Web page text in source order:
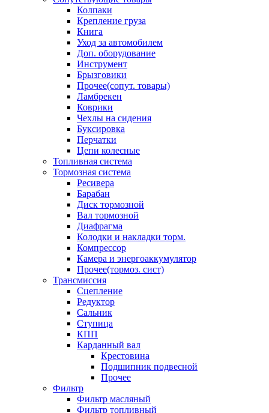
Колпаки
Крепление груза
Книга
Уход за автомобилем
Доп. оборудование
Инструмент
Брызговики
Прочее(сопут. товары)
Ламбрекен
Коврики
Чехлы на сидения
Буксировка
Перчатки
Цепи колесные
Топливная система
Тормозная система
Ресивера
Барабан
Диск тормозной
Вал тормозной
Диафрагма
Колодки и накладки торм.
Компрессор
Камера и энергоаккумулятор
Прочее(тормоз. сист)
Трансмиссия
Сцепление
Редуктор
Сальник
Ступица
КПП
Карданный вал
Крестовина
Подшипник подвесной
Прочее
Фильтр
Фильтр масляный
Фильтр топливный